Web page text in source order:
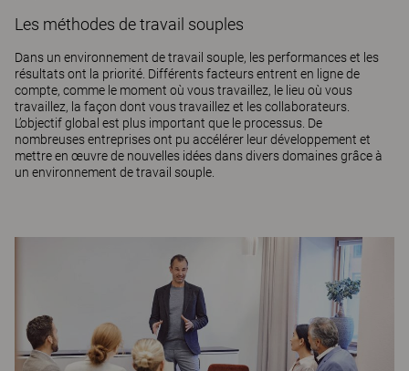
Les méthodes de travail souples
Dans un environnement de travail souple, les performances et les
résultats ont la priorité. Différents facteurs entrent en ligne de
compte, comme le moment où vous travaillez, le lieu où vous
travaillez, la façon dont vous travaillez et les collaborateurs.
L’objectif global est plus important que le processus. De
nombreuses entreprises ont pu accélérer leur développement et
mettre en œuvre de nouvelles idées dans divers domaines grâce à
un environnement de travail souple.